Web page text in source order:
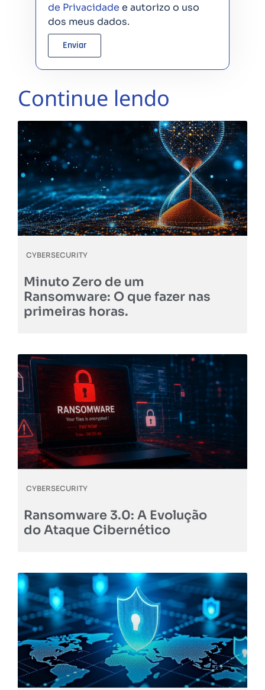
de Privacidade e autorizo o uso
dos meus dados.
Enviar
Continue lendo
CYBERSECURITY
Minuto Zero de um
Ransomware: O que fazer nas
primeiras horas.
CYBERSECURITY
Ransomware 3.0: A Evolução
do Ataque Cibernético